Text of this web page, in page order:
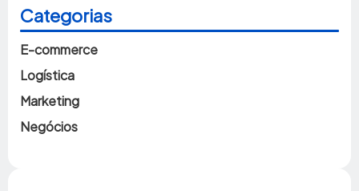
Categorias
E-commerce
Logística
Marketing
Negócios